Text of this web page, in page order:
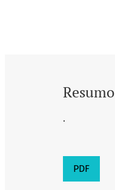
Resumo
.
PDF